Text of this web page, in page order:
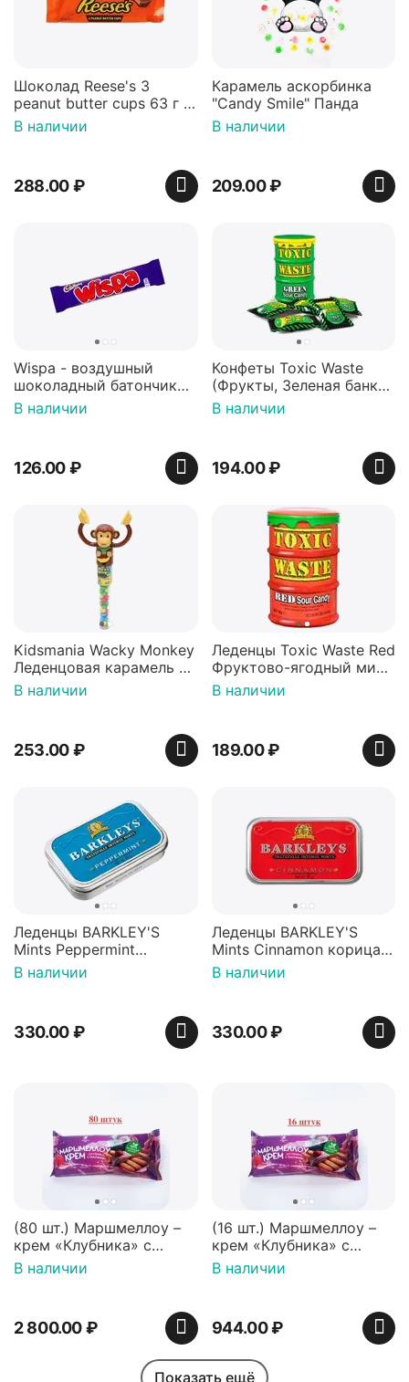
Шоколад Reese's 3
peanut butter cups 63 г с
арахисовой пастой
В наличии
288.00₽
Карамель аскорбинка
"Candy Smile" Панда
В наличии
209.00₽
Wispa - воздушный
шоколадный батончик
36 гр
В наличии
126.00₽
Конфеты Toxic Waste
(Фрукты, Зеленая банка,
42 гр).
В наличии
194.00₽
Kidsmania Wacky Monkey
Леденцовая карамель с
игрушкой Ваки Манки
12г, Китай
В наличии
253.00₽
Леденцы Toxic Waste Red
Фруктово-ягодный микс
Красная банка 42 г,
Пакистан
В наличии
189.00₽
Леденцы BARKLEY'S
Mints Peppermint
перечная мята 50г,
Нидерланды
В наличии
330.00₽
Леденцы BARKLEY'S
Mints Cinnamon корица
50г, Нидерланды
В наличии
330.00₽
(80 шт.) Маршмеллоу –
крем «Клубника» с
палочками (ТМ
«Зефирный Лео»)
В наличии
2 800.00₽
(16 шт.) Маршмеллоу –
крем «Клубника» с
палочками (ТМ
«Зефирный Лео»)
В наличии
944.00₽
Показать ещё